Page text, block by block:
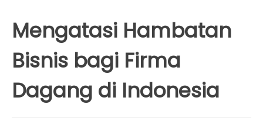
Mengatasi Hambatan
Bisnis bagi Firma
Dagang di Indonesia